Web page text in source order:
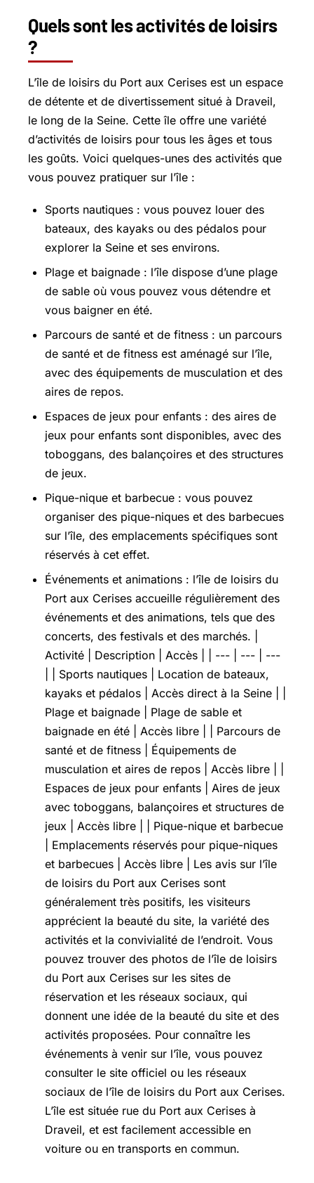
Quels sont les activités de loisirs
?
L’île de loisirs du Port aux Cerises est un espace
de détente et de divertissement situé à Draveil,
le long de la Seine. Cette île offre une variété
d’activités de loisirs pour tous les âges et tous
les goûts. Voici quelques-unes des activités que
vous pouvez pratiquer sur l’île :
Sports nautiques : vous pouvez louer des
bateaux, des kayaks ou des pédalos pour
explorer la Seine et ses environs.
Plage et baignade : l’île dispose d’une plage
de sable où vous pouvez vous détendre et
vous baigner en été.
Parcours de santé et de fitness : un parcours
de santé et de fitness est aménagé sur l’île,
avec des équipements de musculation et des
aires de repos.
Espaces de jeux pour enfants : des aires de
jeux pour enfants sont disponibles, avec des
toboggans, des balançoires et des structures
de jeux.
Pique-nique et barbecue : vous pouvez
organiser des pique-niques et des barbecues
sur l’île, des emplacements spécifiques sont
réservés à cet effet.
Événements et animations : l’île de loisirs du
Port aux Cerises accueille régulièrement des
événements et des animations, tels que des
concerts, des festivals et des marchés. |
Activité | Description | Accès | | --- | --- | ---
| | Sports nautiques | Location de bateaux,
kayaks et pédalos | Accès direct à la Seine | |
Plage et baignade | Plage de sable et
baignade en été | Accès libre | | Parcours de
santé et de fitness | Équipements de
musculation et aires de repos | Accès libre | |
Espaces de jeux pour enfants | Aires de jeux
avec toboggans, balançoires et structures de
jeux | Accès libre | | Pique-nique et barbecue
| Emplacements réservés pour pique-niques
et barbecues | Accès libre | Les avis sur l’île
de loisirs du Port aux Cerises sont
généralement très positifs, les visiteurs
apprécient la beauté du site, la variété des
activités et la convivialité de l’endroit. Vous
pouvez trouver des photos de l’île de loisirs
du Port aux Cerises sur les sites de
réservation et les réseaux sociaux, qui
donnent une idée de la beauté du site et des
activités proposées. Pour connaître les
événements à venir sur l’île, vous pouvez
consulter le site officiel ou les réseaux
sociaux de l’île de loisirs du Port aux Cerises.
L’île est située rue du Port aux Cerises à
Draveil, et est facilement accessible en
voiture ou en transports en commun.